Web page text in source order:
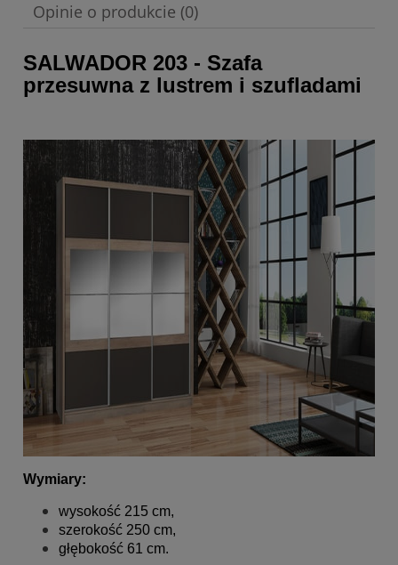
Opinie o produkcie (0)
SALWADOR 203 - Szafa
przesuwna z lustrem i szufladami
Wymiary:
wysokość 215 cm,
szerokość 250 cm,
głębokość 61 cm.